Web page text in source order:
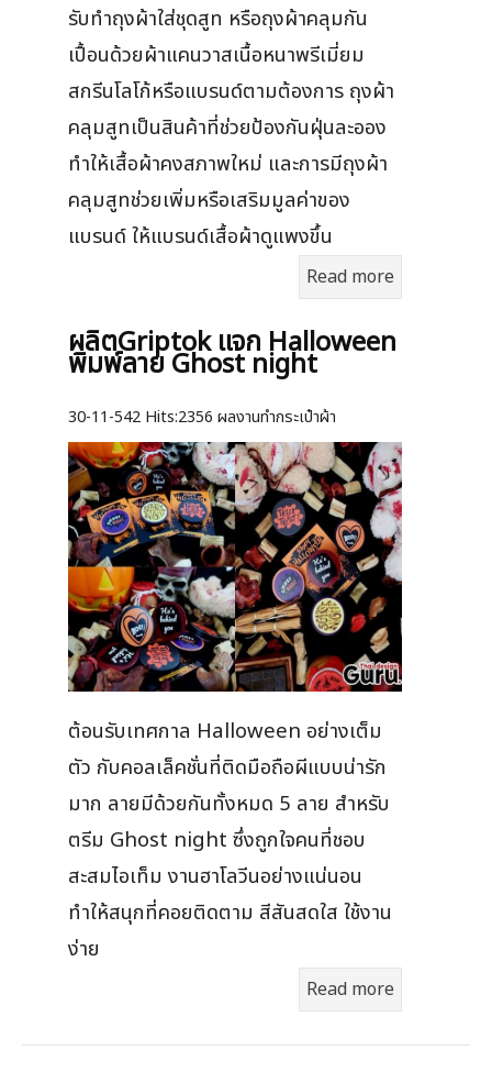
รับทำถุงผ้าใส่ชุดสูท หรือถุงผ้าคลุมกัน
เปื้อนด้วยผ้าแคนวาสเนื้อหนาพรีเมี่ยม
สกรีนโลโก้หรือแบรนด์ตามต้องการ ถุงผ้า
คลุมสูทเป็นสินค้าที่ช่วยป้องกันฝุ่นละออง
ทำให้เสื้อผ้าคงสภาพใหม่ และการมีถุงผ้า
คลุมสูทช่วยเพิ่มหรือเสริมมูลค่าของ
แบรนด์ ให้แบรนด์เสื้อผ้าดูแพงขึ้น
Read more
ผลิตGriptok แจก Halloween
พิมพ์ลาย Ghost night
30-11-542 Hits:2356 ผลงานทำกระเป๋าผ้า
ต้อนรับเทศกาล Halloween อย่างเต็ม
ตัว กับคอลเล็คชั่นที่ติดมือถือผีแบบน่ารัก
มาก ลายมีด้วยกันทั้งหมด 5 ลาย สำหรับ
ตรีม Ghost night ซึ่งถูกใจคนที่ชอบ
สะสมไอเท็ม งานฮาโลวีนอย่างแน่นอน
ทำให้สนุกที่คอยติดตาม สีสันสดใส ใช้งาน
ง่าย
Read more